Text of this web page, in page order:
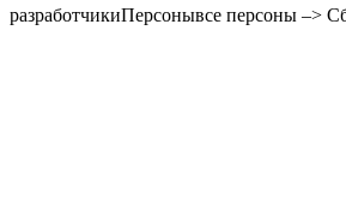
разработчикиПерсонывсе персоны –>